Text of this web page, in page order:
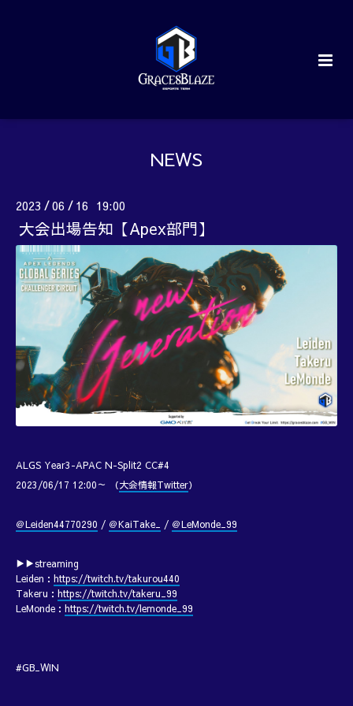
NEWS
2023 /06 / 16 19:00
大会出場告知【Apex部門】
ALGS Year3-APAC N-Split2 CC#4
2023/06/17 12:00～ （大会情報Twitter）
＠Leiden44770290 / ＠KaiTake_ / ＠LeMonde_99
▶▶streaming
Leiden： https://twitch.tv/takurou440
Takeru： https://twitch.tv/takeru_99
LeMonde： https://twitch.tv/lemonde_99
#GB_WIN